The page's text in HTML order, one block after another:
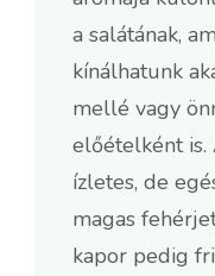
a salátának,
kínálhatunk
mellé vagy
előételként is.
ízletes, de
magas
kapor pedig